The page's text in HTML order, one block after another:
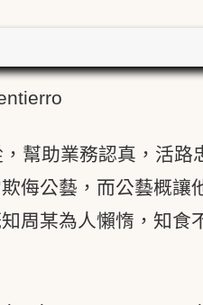
幫助業務認真，活路
侮公藝，而公藝概讓
周某為人懶惰，知食